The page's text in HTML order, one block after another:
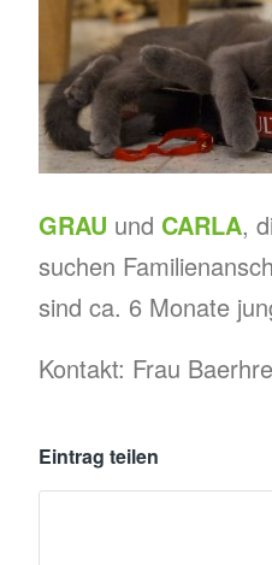
GRAU und CARLA,
suchen
sind ca. 6 Monate
Kontakt: Frau
Eintrag teilen